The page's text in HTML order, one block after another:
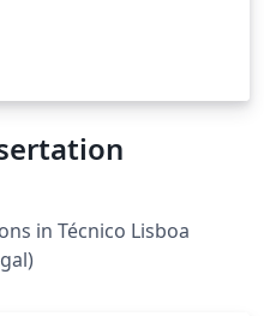
in Técnico Lisboa